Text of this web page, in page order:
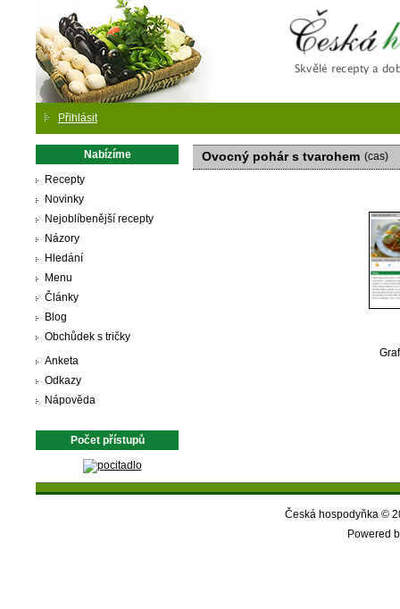
Přihlásit
Nabízíme
Recepty
Novinky
Nejoblíbenější recepty
Názory
Hledání
Menu
Články
Blog
Obchůdek s tričky
Anketa
Odkazy
Nápověda
Počet přístupů
Ovocný pohár s tvarohem (cas)
Česká hospodyňka ©
Powered